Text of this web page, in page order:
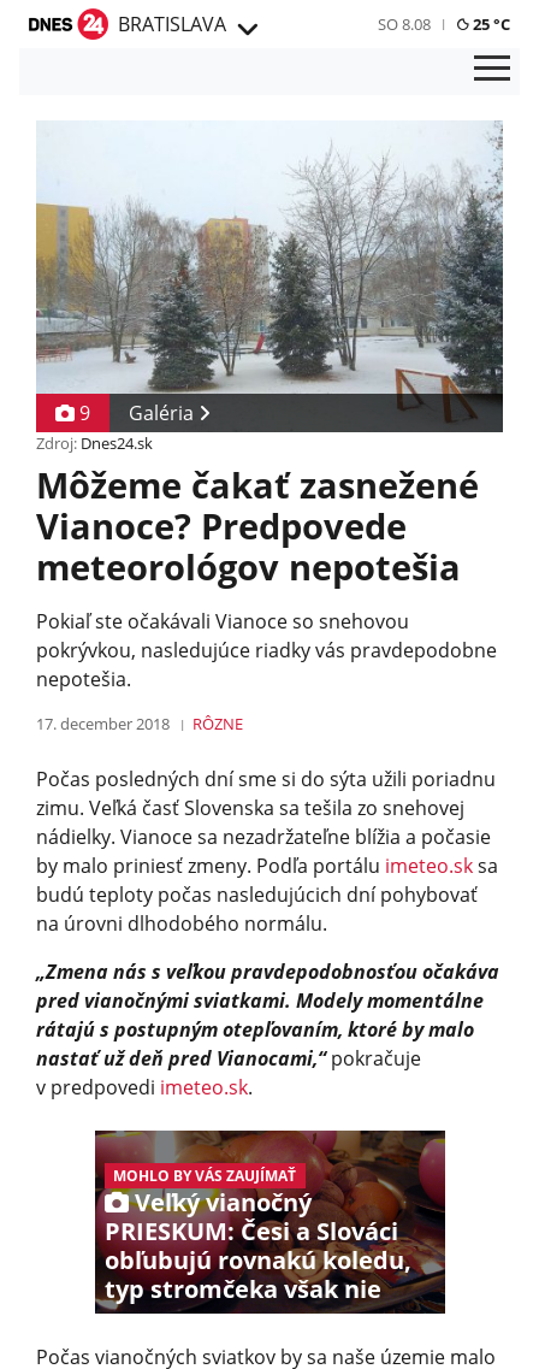
BRATISLAVA SO 8.08 25 °C
9 Galéria
Zdroj: Dnes24.sk
Môžeme čakať zasnežené
Vianoce? Predpovede
meteorológov nepotešia
Pokiaľ ste očakávali Vianoce so snehovou
pokrývkou, nasledujúce riadky vás pravdepodobne
nepotešia.
17. december 2018 RÔZNE
Počas posledných dní sme si do sýta užili poriadnu
zimu. Veľká časť Slovenska sa tešila zo snehovej
nádielky. Vianoce sa nezadržateľne blížia a počasie
by malo priniesť zmeny. Podľa portálu imeteo.sksa
budú teploty počas nasledujúcich dní pohybovať
na úrovni dlhodobého normálu.
„Zmena nás s veľkou pravdepodobnosťou očakáva
pred vianočnými sviatkami. Modely momentálne
rátajú s postupným otepľovaním, ktoré by malo
nastať už deň pred Vianocami,“pokračuje
v predpovedi imeteo.sk.
MOHLO BY VÁS ZAUJÍMAŤ
Veľký vianočný
PRIESKUM: Česi a Slováci
obľubujú rovnakú koledu,
typ stromčeka však nie
Počas vianočných sviatkov by sa naše územie malo